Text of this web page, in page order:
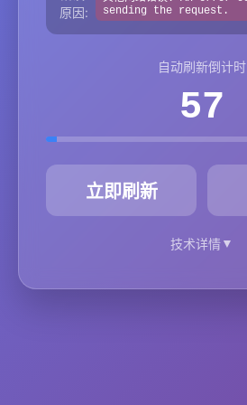
原因:
sending the request.
自动刷新倒计时
57
立即刷新
技术详情▼